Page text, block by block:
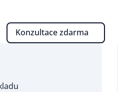
Konzultace zdarma